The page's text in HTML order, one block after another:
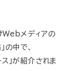
Webメディアの
」の中で、
」が紹介されま